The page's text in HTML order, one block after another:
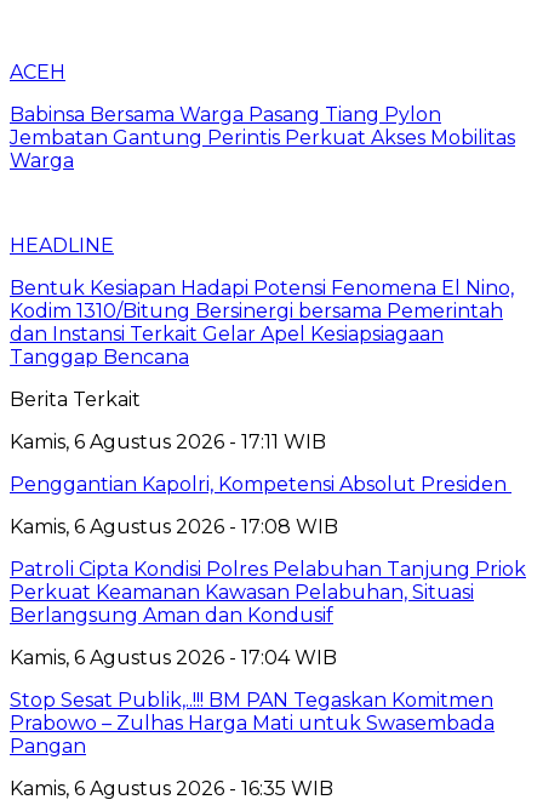
ACEH
Babinsa Bersama Warga Pasang Tiang Pylon
Jembatan Gantung Perintis Perkuat Akses Mobilitas
Warga
HEADLINE
Bentuk Kesiapan Hadapi Potensi Fenomena El Nino,
Kodim 1310/Bitung Bersinergi bersama Pemerintah
dan Instansi Terkait Gelar Apel Kesiapsiagaan
Tanggap Bencana
Berita Terkait
Kamis, 6 Agustus 2026 - 17:11 WIB
Penggantian Kapolri, Kompetensi Absolut Presiden
Kamis, 6 Agustus 2026 - 17:08 WIB
Patroli Cipta Kondisi Polres Pelabuhan Tanjung Priok
Perkuat Keamanan Kawasan Pelabuhan, Situasi
Berlangsung Aman dan Kondusif
Kamis, 6 Agustus 2026 - 17:04 WIB
Stop Sesat Publik,..!!! BM PAN Tegaskan Komitmen
Prabowo – Zulhas Harga Mati untuk Swasembada
Pangan
Kamis, 6 Agustus 2026 - 16:35 WIB